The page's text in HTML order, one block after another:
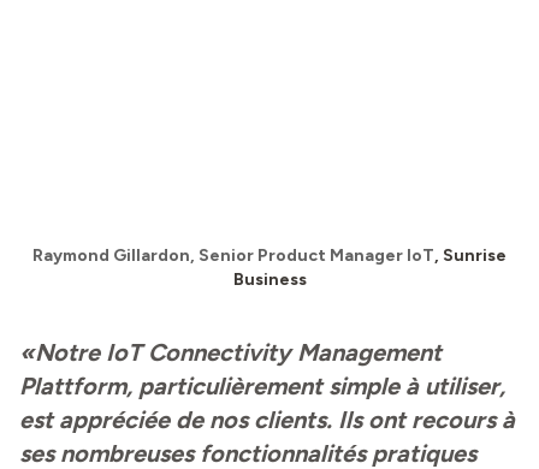
«Notre IoT Connectivity Management
Plattform, particulièrement simple à utiliser,
est appréciée de nos clients. Ils ont recours à
ses nombreuses fonctionnalités pratiques
Raymond Gillardon, Senior Product Manager IoT, Sunrise
Business